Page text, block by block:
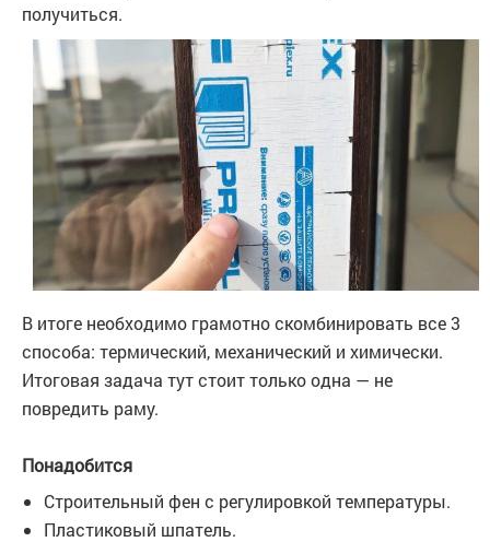
получиться.
В итоге необходимо грамотно скомбинировать все 3
способа: термический, механический и химически.
Итоговая задача тут стоит только одна — не
повредить раму.
Понадобится
Строительный фен с регулировкой температуры.
Пластиковый шпатель.